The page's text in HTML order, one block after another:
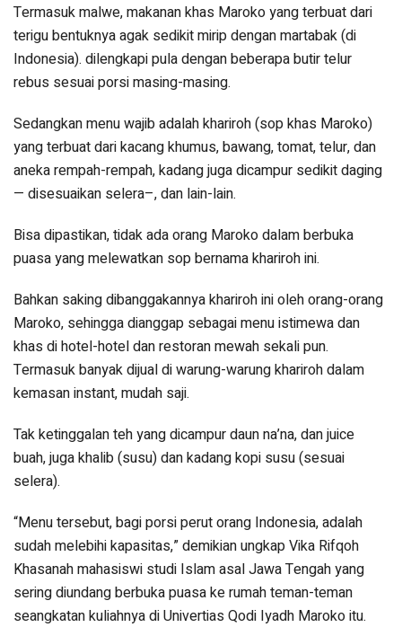
Termasuk malwe, makanan khas Maroko yang terbuat dari
terigu bentuknya agak sedikit mirip dengan martabak (di
Indonesia). dilengkapi pula dengan beberapa butir telur
rebus sesuai porsi masing-masing.
Sedangkan menu wajib adalah khariroh (sop khas Maroko)
yang terbuat dari kacang khumus, bawang, tomat, telur, dan
aneka rempah-rempah, kadang juga dicampur sedikit daging
— disesuaikan selera–, dan lain-lain.
Bisa dipastikan, tidak ada orang Maroko dalam berbuka
puasa yang melewatkan sop bernama khariroh ini.
Bahkan saking dibanggakannya khariroh ini oleh orang-orang
Maroko, sehingga dianggap sebagai menu istimewa dan
khas di hotel-hotel dan restoran mewah sekali pun.
Termasuk banyak dijual di warung-warung khariroh dalam
kemasan instant, mudah saji.
Tak ketinggalan teh yang dicampur daun na’na, dan juice
buah, juga khalib (susu) dan kadang kopi susu (sesuai
selera).
“Menu tersebut, bagi porsi perut orang Indonesia, adalah
sudah melebihi kapasitas,” demikian ungkap Vika Rifqoh
Khasanah mahasiswi studi Islam asal Jawa Tengah yang
sering diundang berbuka puasa ke rumah teman-teman
seangkatan kuliahnya di Univertias Qodi Iyadh Maroko itu.